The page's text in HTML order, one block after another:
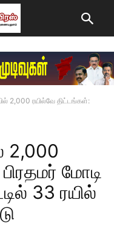
2,000 ரயில்வே திட்டங்கள்:
2,000
மோடி
33 ரயில்